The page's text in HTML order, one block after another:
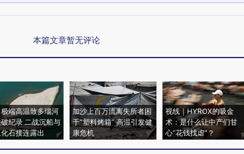
本篇文章暂无评论
端高温致多瑙河
纪录 二战沉船与
石接连露出
加沙上百万流离失所者困
于“塑料烤箱” 高温引发健
康危机
视线｜HYROX的吸金
术：是什么让中产们甘
心“花钱找虐”？